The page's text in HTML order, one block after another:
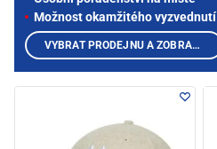
Možnost okamžitého vyzvednutí
VYBRAT PRODEJNU A ZOBRAZIT PRODUKTY